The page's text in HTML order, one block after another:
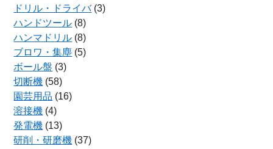
ドリル・ドライバ(3)
ハンドツール (8)
ハンマドリル (8)
ブロワ・集塵 (5)
ボール盤 (3)
切断機 (58)
園芸用品 (16)
溶接機 (4)
発電機 (13)
研削・研磨機 (37)